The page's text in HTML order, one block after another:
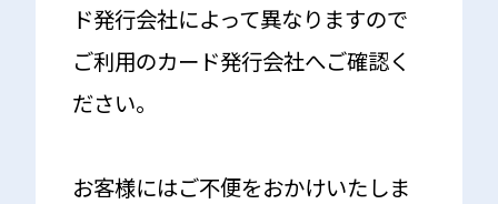
ド発行会社によって異なりますので
ご利用のカード発行会社へご確認く
ださい。
お客様にはご不便をおかけいたしま